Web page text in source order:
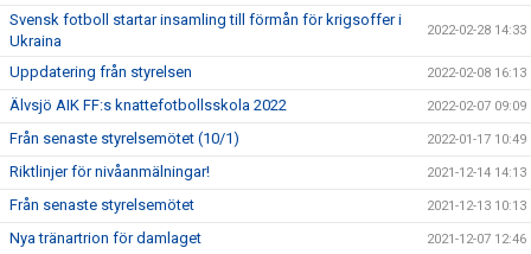
Svensk fotboll startar insamling till förmån för krigsoffer i
Ukraina
2022-02-28 14:33
Uppdatering från styrelsen 2022-02-08 16:13
Älvsjö AIK FF:s knattefotbollsskola 2022 2022-02-07 09:09
Från senaste styrelsemötet (10/1) 2022-01-17 10:49
Riktlinjer för nivåanmälningar! 2021-12-14 14:13
Från senaste styrelsemötet 2021-12-13 10:13
Nya tränartrion för damlaget 2021-12-07 12:46